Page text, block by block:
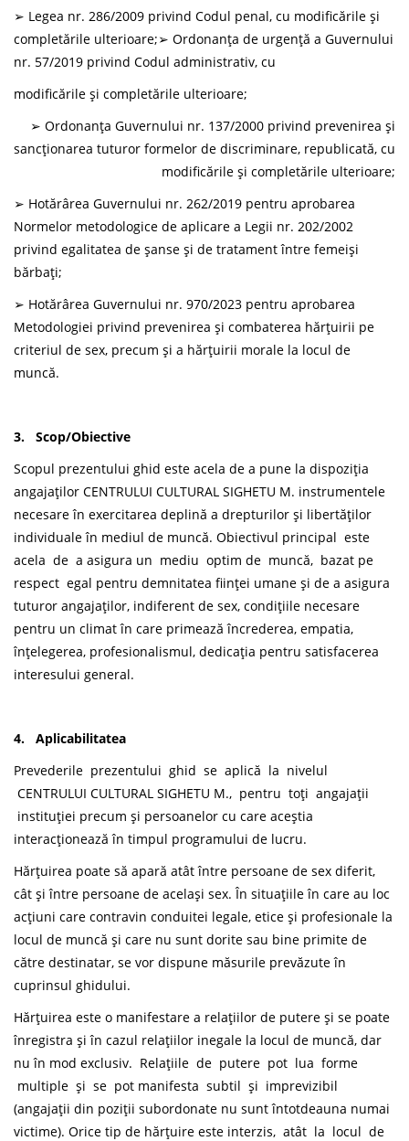
➢ Legea nr. 286/2009 privind Codul penal, cu modificările şi
completările ulterioare;➢ Ordonanţa de urgenţă a Guvernului
nr. 57/2019 privind Codul administrativ, cu
modificările şi completările ulterioare;
➢ Ordonanţa Guvernului nr. 137/2000 privind prevenirea şi
sancţionarea tuturor formelor de discriminare, republicată, cu
modificările şi completările ulterioare;
➢ Hotărârea Guvernului nr. 262/2019 pentru aprobarea
Normelor metodologice de aplicare a Legii nr. 202/2002
privind egalitatea de şanse şi de tratament între femeişi
bărbaţi;
➢ Hotărârea Guvernului nr. 970/2023 pentru aprobarea
Metodologiei privind prevenirea şi combaterea hărţuirii pe
criteriul de sex, precum şi a hărţuirii morale la locul de
muncă.
3. Scop/Obiective
Scopul prezentului ghid este acela de a pune la dispoziția
angajaților CENTRULUI CULTURAL SIGHETU M. instrumentele
necesare în exercitarea deplină a drepturilor și libertăților
individuale în mediul de muncă. Obiectivul principal este
acela de a asigura un mediu optim de muncă, bazat pe
respect egal pentru demnitatea ființei umane și de a asigura
tuturor angajaților, indiferent de sex, condițiile necesare
pentru un climat în care primează încrederea, empatia,
înțelegerea, profesionalismul, dedicația pentru satisfacerea
interesului general.
4. Aplicabilitatea
Prevederile prezentului ghid se aplică la nivelul
CENTRULUI CULTURAL SIGHETU M., pentru toți angajații
instituției precum și persoanelor cu care aceștia
interacționează în timpul programului de lucru.
Hărțuirea poate să apară atât între persoane de sex diferit,
cât și între persoane de același sex. În situațiile în care au loc
acțiuni care contravin conduitei legale, etice și profesionale la
locul de muncă și care nu sunt dorite sau bine primite de
către destinatar, se vor dispune măsurile prevăzute în
cuprinsul ghidului.
Hărțuirea este o manifestare a relațiilor de putere și se poate
înregistra și în cazul relațiilor inegale la locul de muncă, dar
nu în mod exclusiv. Relațiile de putere pot lua forme
multiple și se pot manifesta subtil și imprevizibil
(angajații din poziții subordonate nu sunt întotdeauna numai
victime). Orice tip de hărțuire este interzis, atât la locul de